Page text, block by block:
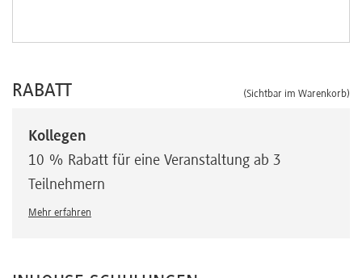
RABATT (Sichtbar im Warenkorb)
Kollegen
10 % Rabatt für eine Veranstaltung ab 3
Teilnehmern
Mehr erfahren